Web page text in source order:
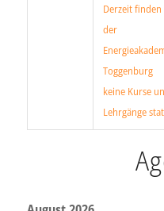
Derzeit finden
der
Toggenburg
keine Kurse
Lehrgänge